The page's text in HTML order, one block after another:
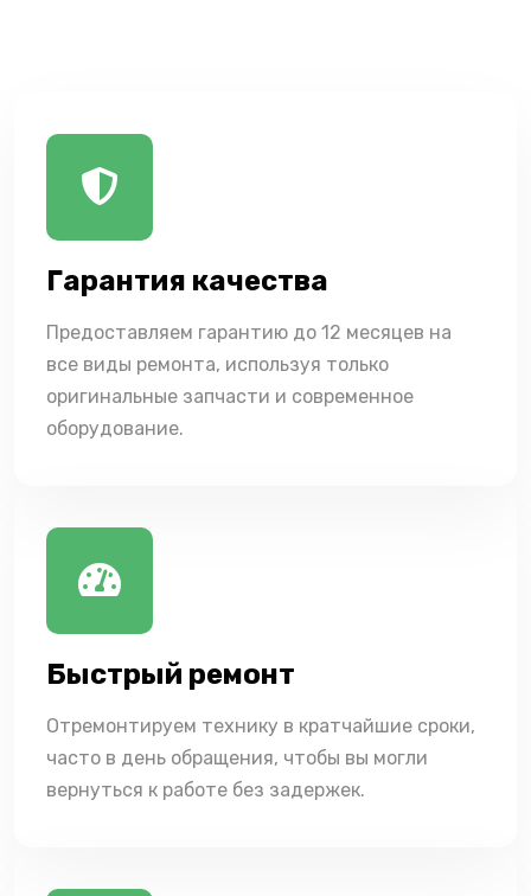
Гарантия качества
Предоставляем гарантию до 12 месяцев на
все виды ремонта, используя только
оригинальные запчасти и современное
оборудование.
Быстрый ремонт
Отремонтируем технику в кратчайшие сроки,
часто в день обращения, чтобы вы могли
вернуться к работе без задержек.